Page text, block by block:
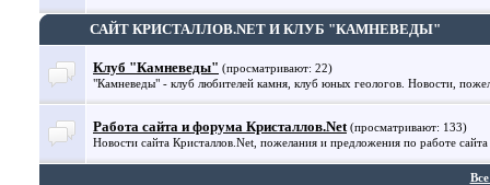
САЙТ КРИСТАЛЛОВ.NET И КЛУБ "КАМНЕВЕДЫ"
Клуб "Камневеды" (просматривают: 22)
"Камневеды" - клуб любителей камня, клуб юных геологов. Новости,
Работа сайта и форума Кристаллов.Net (просматривают: 133)
Новости сайта Кристаллов.Net, пожелания и предложения по работе